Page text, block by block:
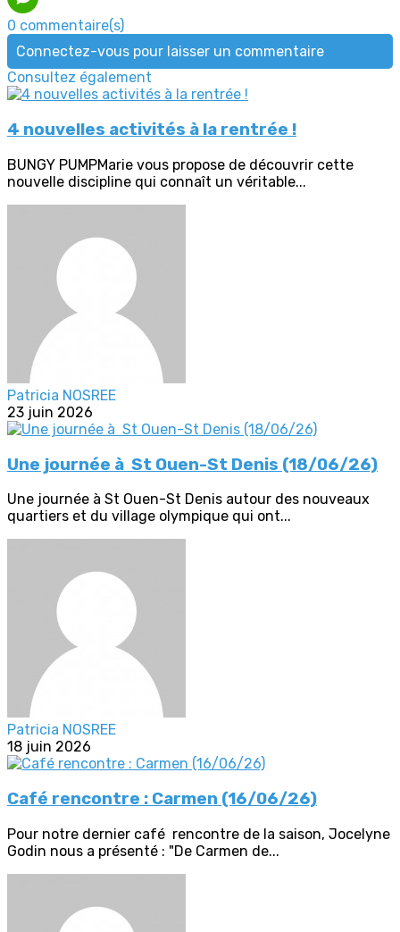
0 commentaire(s)
Connectez-vous pour laisser un commentaire
Consultez également
4 nouvelles activités à la rentrée !
BUNGY PUMPMarie vous propose de découvrir cette
nouvelle discipline qui connaît un véritable...
Patricia NOSREE
23 juin 2026
Une journée à St Ouen-St Denis (18/06/26)
Une journée à St Ouen-St Denis autour des nouveaux
quartiers et du village olympique qui ont...
Patricia NOSREE
18 juin 2026
Café rencontre : Carmen (16/06/26)
Pour notre dernier café rencontre de la saison, Jocelyne
Godin nous a présenté : "De Carmen de...